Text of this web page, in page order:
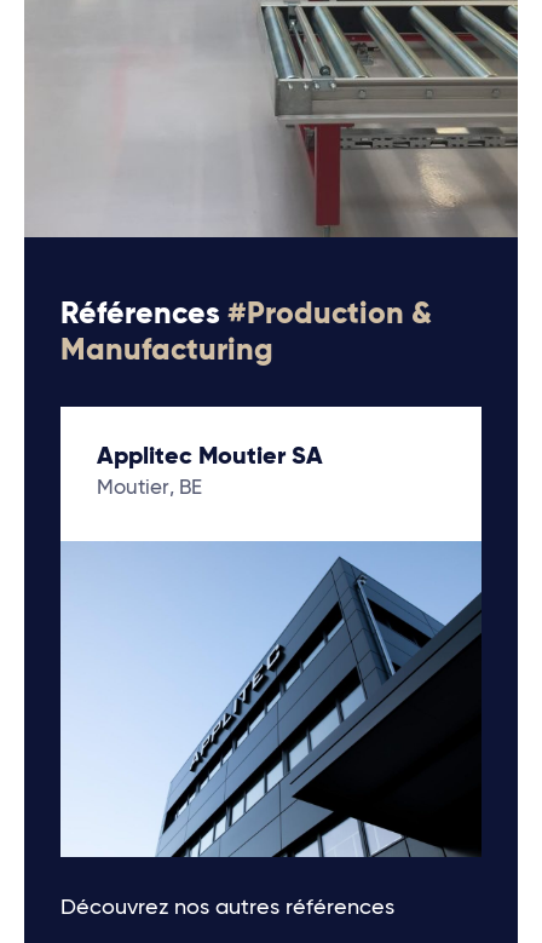
Références #Production &
Manufacturing
Applitec Moutier SA
Moutier, BE
Découvrez nos autres références